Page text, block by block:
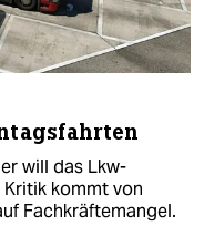
will das Lkw-
kommt von
Fachkräftemangel.